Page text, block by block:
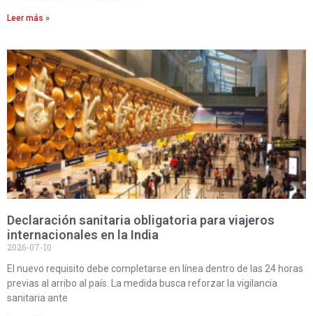
Leer más »
Declaración sanitaria obligatoria para viajeros
internacionales en la India
2026-07-10
El nuevo requisito debe completarse en línea dentro de las 24 horas
previas al arribo al país. La medida busca reforzar la vigilancia
sanitaria ante